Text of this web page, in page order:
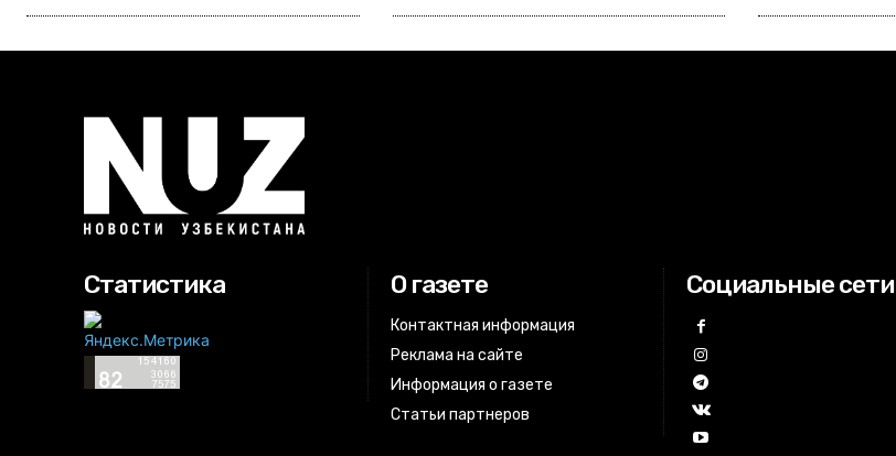
Статистика О газете
Контактная информация
Реклама на сайте
Информация о газете
Статьи партнеров
Социальные сети